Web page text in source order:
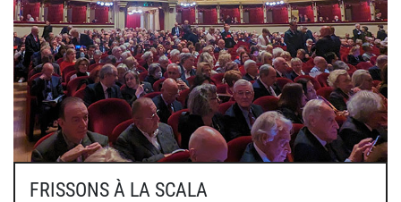
FRISSONS À LA SCALA